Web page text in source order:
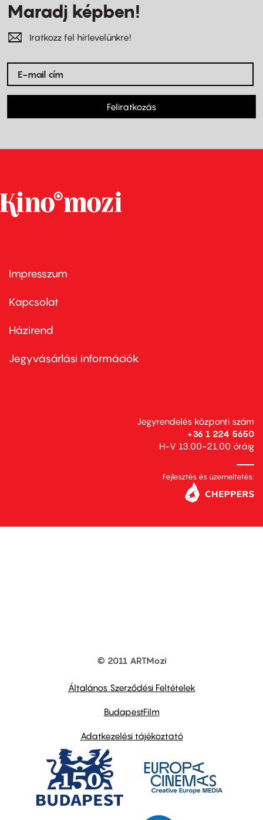
Maradj képben!
Iratkozz fel hírlevelünkre!
Feliratkozás
Footer
first
Impresszum
Kapcsolat
Footer
second
Házirend
Jegyvásárlási információk
Jegyrendelés központi szám
+36 1 224 5650
H-V 13.00-21.00 óráig
Fejlesztés és üzemeltetés:
© 2011 ARTMozi
Általános Szerződési Feltételek
BudapestFilm
Adatkezelési tájékoztató